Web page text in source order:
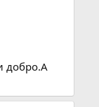
добро.А